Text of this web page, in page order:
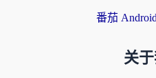
番茄
关于